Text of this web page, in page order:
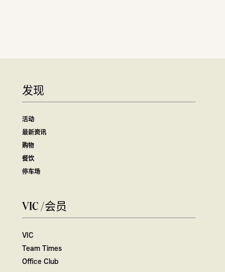
发现
活动
最新资讯
购物
餐饮
停车场
VIC /会员
VIC
Team Times
Office Club